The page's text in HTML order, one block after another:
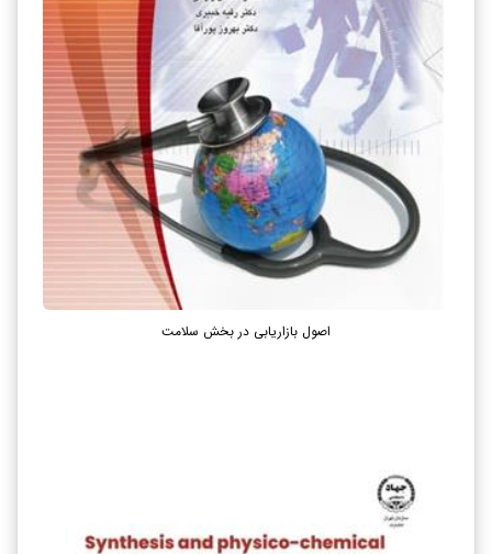
اصول بازاریابی در بخش سلامت